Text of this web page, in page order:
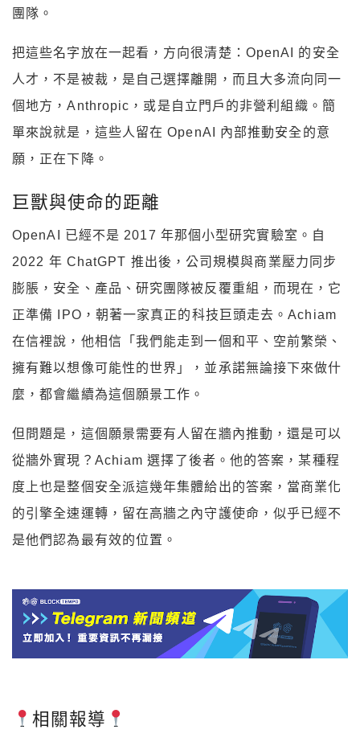
團隊。
把這些名字放在一起看，方向很清楚：OpenAI 的安全
人才，不是被裁，是自己選擇離開，而且大多流向同一
個地方，Anthropic，或是自立門戶的非營利組織。簡
單來說就是，這些人留在 OpenAI 內部推動安全的意
願，正在下降。
巨獸與使命的距離
OpenAI 已經不是 2017 年那個小型研究實驗室。自
2022 年 ChatGPT 推出後，公司規模與商業壓力同步
膨脹，安全、產品、研究團隊被反覆重組，而現在，它
正準備 IPO，朝著一家真正的科技巨頭走去。Achiam
在信裡說，他相信「我們能走到一個和平、空前繁榮、
擁有難以想像可能性的世界」，並承諾無論接下來做什
麼，都會繼續為這個願景工作。
但問題是，這個願景需要有人留在牆內推動，還是可以
從牆外實現？Achiam 選擇了後者。他的答案，某種程
度上也是整個安全派這幾年集體給出的答案，當商業化
的引擎全速運轉，留在高牆之內守護使命，似乎已經不
是他們認為最有效的位置。
相關報導